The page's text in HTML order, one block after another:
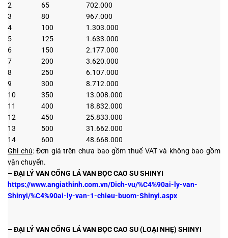
2
65
702.000
3
80
967.000
4
100
1.303.000
5
125
1.633.000
6
150
2.177.000
7
200
3.620.000
8
250
6.107.000
9
300
8.712.000
10
350
13.008.000
11
400
18.832.000
12
450
25.833.000
13
500
31.662.000
14
600
48.668.000
Ghi chú: Đơn giá trên chưa bao gồm thuế VAT và không bao gồm
vận chuyển.
– ĐẠI LÝ VAN CỔNG LÁ VAN BỌC CAO SU SHINYI
https://www.angiathinh.com.vn/Dich-vu/%C4%90ai-ly-van-
Shinyi/%C4%90ai-ly-van-1-chieu-buom-Shinyi.aspx
– ĐẠI LÝ VAN CỔNG LÁ VAN BỌC CAO SU (LOẠI NHẸ) SHINYI